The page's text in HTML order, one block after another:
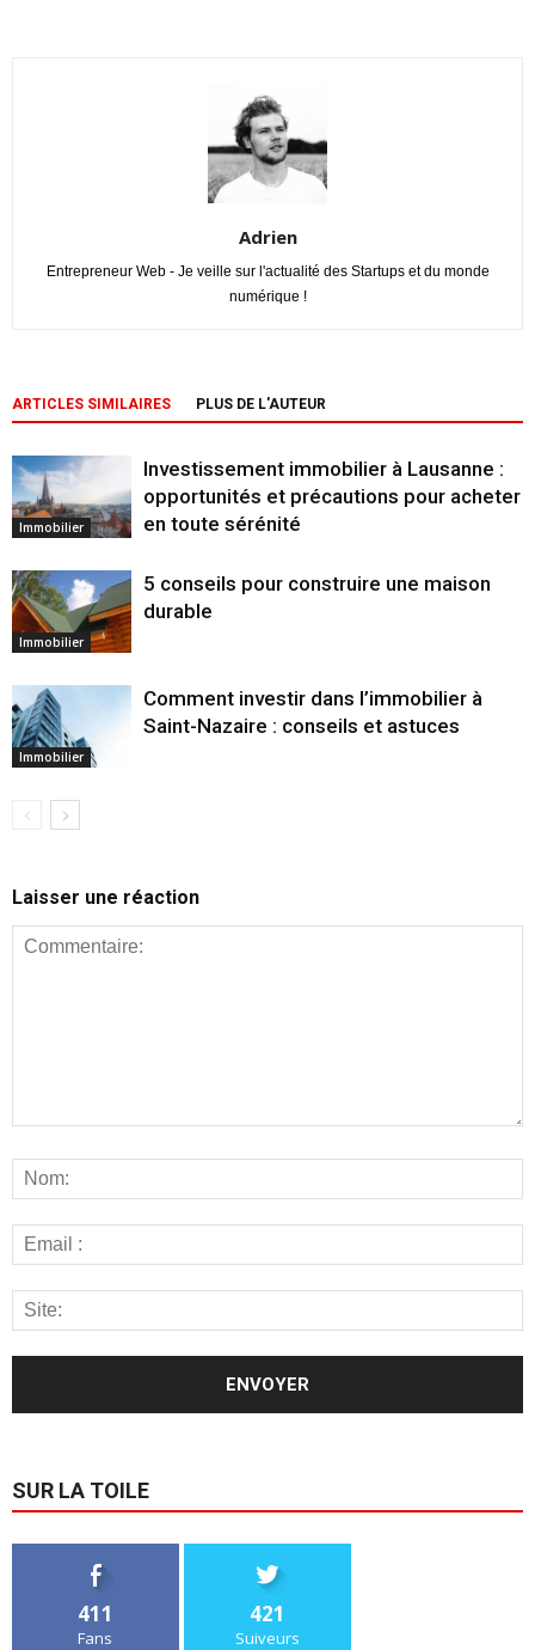
Adrien
Entrepreneur Web - Je veille sur l'actualité des Startups et du monde
numérique !
ARTICLES SIMILAIRES PLUS DE L'AUTEUR
Immobilier
Investissement immobilier à Lausanne :
opportunités et précautions pour acheter
en toute sérénité
Immobilier
5 conseils pour construire une maison
durable
Immobilier
Comment investir dans l’immobilier à
Saint-Nazaire : conseils et astuces
Laisser une réaction
SUR LA TOILE
411
Fans
421
Suiveurs